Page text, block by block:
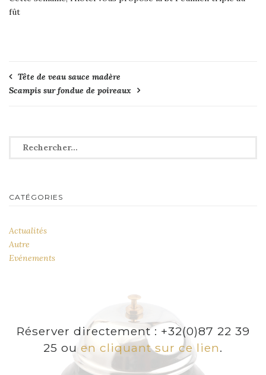
fût
Navigation
de
Tête de veau sauce madère
Scampis sur fondue de poireaux
Rechercher :
CATÉGORIES
Actualités
Autre
Evénements
Réserver directement : +32(0)87 22 39
25 ou en cliquant sur ce lien.